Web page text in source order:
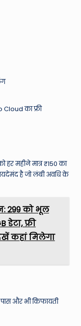
का फ्री
महीने मात्र ₹150 का
है जो लंबी अवधि के
₹299 को भूल
डेटा, फ्री
कहां मिलेगा
और भी किफायती